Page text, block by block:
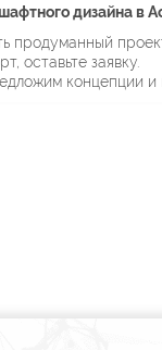
дизайна в
продуманный
оставьте заявку.
концепции и